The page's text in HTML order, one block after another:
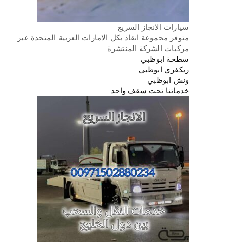
سيارات الانجاز السريع
متوفر مجموعة انقاذ بكل الامارات العربية المتحدة عبر
مركبات الشركة المنتشرة
سطحة ابوظبي
ريكفري ابوظبي
ونش ابوظبي
خدماتنا تحت سقف واحد